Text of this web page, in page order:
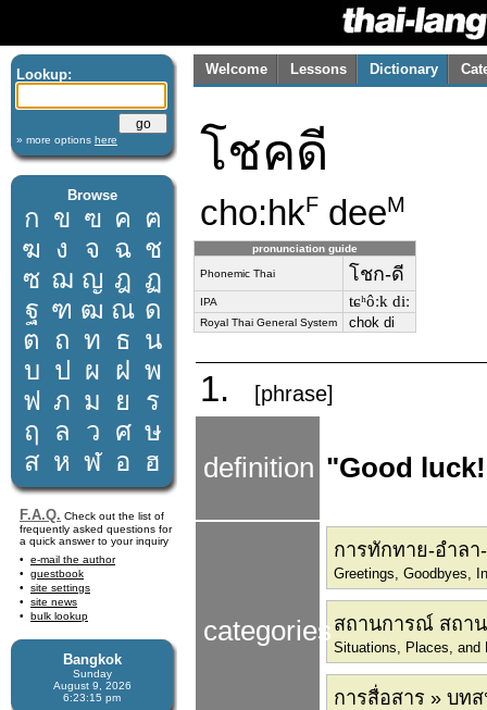
Lookup:
» more options here
Browse
ก ข ฃ ค ฅ
ฆ ง จ ฉ ช
ซ ฌ ญ ฎ ฏ
ฐ ฑ ฒ ณ ด
ต ถ ท ธ น
บ ป ผ ฝ พ
ฟ ภ ม ย
ร
ฤ
ล ว ศ ษ
ส ห ฬ อ ฮ
F.A.Q. Check out the list of
frequently asked questions for
a quick answer to your inquiry
e-mail the author
guestbook
site settings
site news
bulk lookup
Bangkok
Sunday
August 9, 2026
6:23:16 pm
Welcome Lessons Dictionary
โชคดี
cho:hkF deeM
pronunciation guide
Phonemic Thai โชก-ดี
IPA tɕʰôːk diː
Royal Thai General System chok di
1. [phrase]
definition "Good
categories
การทักทาย-อำล
Greetings, Goodbyes,
สถานการณ์ สถา
Situations, Places, and
การสื่อสาร » บท